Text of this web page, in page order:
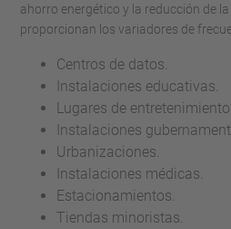
ahorro energético y la reducción de
proporcionan los variadores de
Centros de datos.
Instalaciones educativas.
Lugares de entretenimiento.
Instalaciones
Urbanizaciones.
Instalaciones médicas.
Estacionamientos.
Tiendas minoristas.